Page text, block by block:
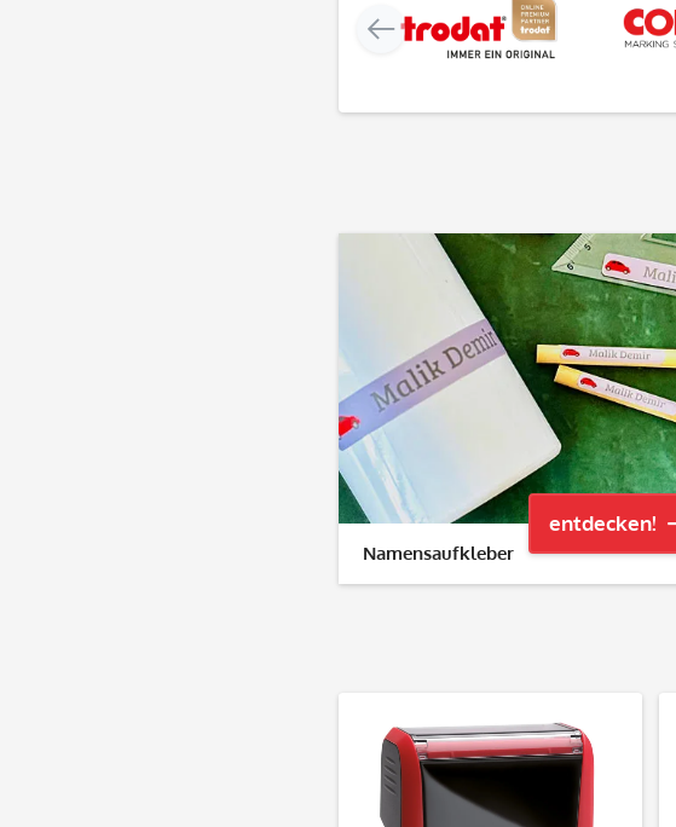
Namensaufkleber
entdecken!